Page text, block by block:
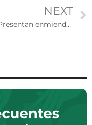
NEXT
Presentan enmienda constitucional en la Cámara de Representantes para eliminar la ciudadanía por nacimiento a hijos de personas sin estatus migratorio legal